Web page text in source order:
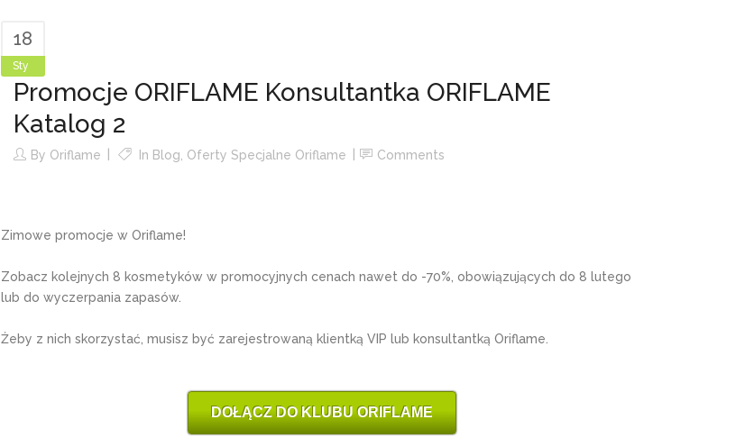
18
Sty
Promocje ORIFLAME Konsultantka ORIFLAME
Katalog 2
By Oriflame In Blog Oferty Specjalne Oriflame Comments
Zimowe promocje w Oriflame!
Zobacz kolejnych 8 kosmetyków w promocyjnych cenach nawet do -70%, obowiązujących do 8 lutego
lub do wyczerpania zapasów.
Żeby z nich skorzystać, musisz być zarejestrowaną klientką VIP lub konsultantką Oriflame.
DOŁĄCZ DO KLUBU ORIFLAME